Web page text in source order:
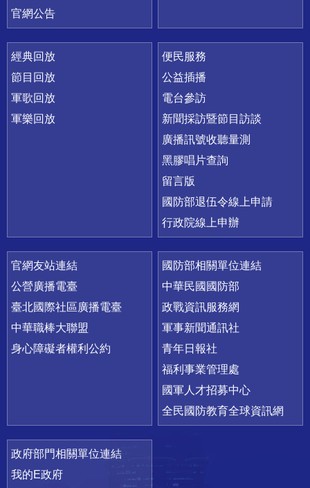
官網公告
經典回放
節目回放
軍歌回放
軍樂回放
便民服務
公益插播
電台參訪
新聞採訪暨節目訪談
廣播訊號收聽量測
黑膠唱片查詢
留言版
國防部退伍令線上申請
行政院線上申辦
官網友站連結
公營廣播電臺
臺北國際社區廣播電臺
中華職棒大聯盟
身心障礙者權利公約
國防部相關單位連結
中華民國國防部
政戰資訊服務網
軍事新聞通訊社
青年日報社
福利事業管理處
國軍人才招募中心
全民國防教育全球資訊網
政府部門相關單位連結
我的E政府